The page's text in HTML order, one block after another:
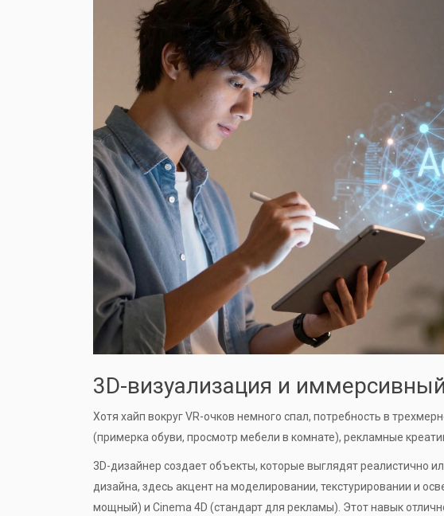
3D-визуализация и
Хотя хайп вокруг VR-очков немного спал, потребность в
(примерка обуви, просмотр мебели в комнате), рекламные
3D-дизайнер создает объекты, которые выглядят реалистично
дизайна, здесь акцент на моделировании, текстурировании и
мощный) и Cinema 4D (стандарт для рекламы). Этот навык